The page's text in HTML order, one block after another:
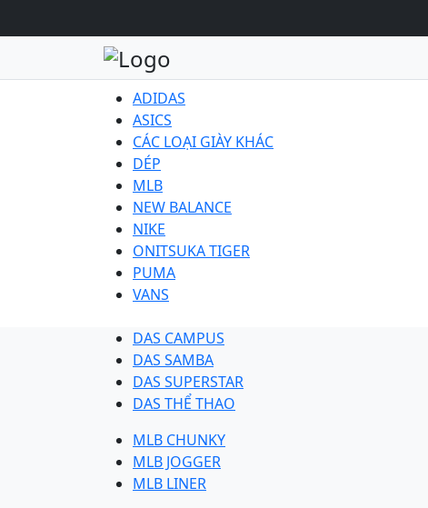
ADIDAS
ASICS
CÁC LOẠI GIÀY KHÁC
DÉP
MLB
NEW BALANCE
NIKE
ONITSUKA TIGER
PUMA
VANS
DAS CAMPUS
DAS SAMBA
DAS SUPERSTAR
DAS THỂ THAO
MLB CHUNKY
MLB JOGGER
MLB LINER